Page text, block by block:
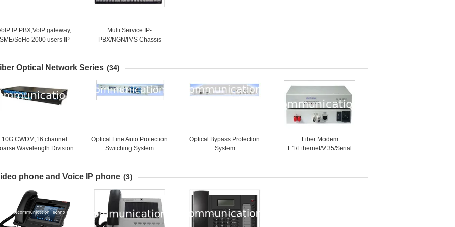
IP PBX,VoIP gateway,
SME/SoHo 2000 users IP
Multi Service IP-
PBX/NGN/IMS Chassis
Optical Network Series (34)
10G CWDM,16 channel
Wavelength Division
Optical Line Auto Protection
Switching System
Optical Bypass Protection
System
Fiber Modem
E1/Ethernet/V.35/Serial
phone and Voice IP phone (3)